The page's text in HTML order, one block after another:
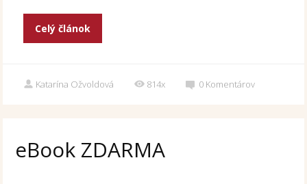
Celý článok
Katarína Ožvoldová 814x 0 Komentárov
eBook ZDARMA